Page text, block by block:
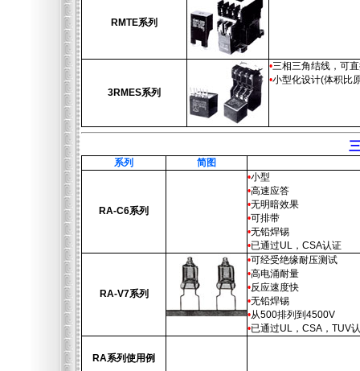
RMTE系列
3RMES系列
•三相三角结线，可
•小型化设计(体积比
系列 简图
RA-C6系列
•小型
•高速应答
•无明暗效果
•可排带
•无铅焊锡
•已通过UL，CSA认证
RA-V7系列
•可经受绝缘耐压测试
•高电涌耐量
•反应速度快
•无铅焊锡
•从500排列到4500V
•已通过UL，CSA，TUV
RA系列使用例